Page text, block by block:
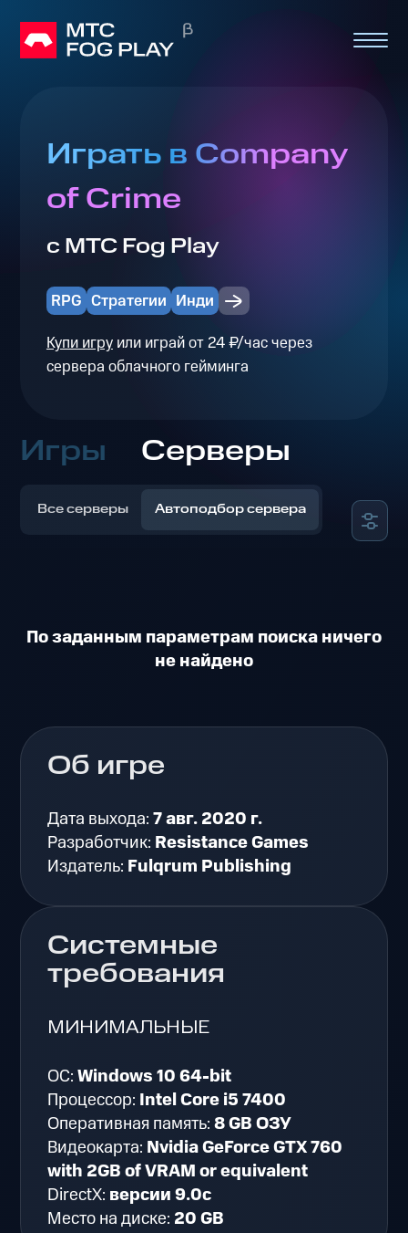
Играть в Company
of Crime
с МТС Fog Play
RPG Стратегии Инди
Купи игруили играй от 24 ₽/час через
сервера облачного гейминга
Игры Серверы
Все серверы Автоподбор сервера
По заданным параметрам поиска ничего
не найдено
Об игре
Дата выхода:7 авг. 2020 г.
Разработчик: Resistance Games
Издатель: Fulqrum Publishing
Системные
требования
МИНИМАЛЬНЫЕ
ОС:Windows 10 64-bit
Процессор: Intel Core i5 7400
Оперативная память:8 GB ОЗУ
Видеокарта: Nvidia GeForce GTX 760
with 2GB of VRAM or equivalent
DirectX: версии 9.0c
Место на диске: 20 GB